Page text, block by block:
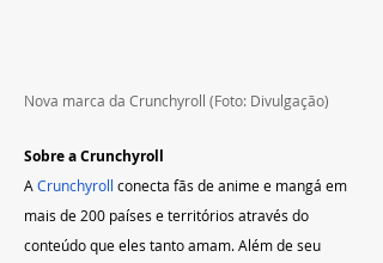
Nova marca da Crunchyroll (Foto: Divulgação)
Sobre a Crunchyroll
A Crunchyroll conecta fãs de anime e mangá em
mais de 200 países e territórios através do
conteúdo que eles tanto amam. Além de seu